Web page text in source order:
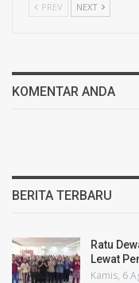
PREV NEXT
KOMENTAR ANDA
BERITA TERBARU
Ratu
Lewat
Kamis, 6